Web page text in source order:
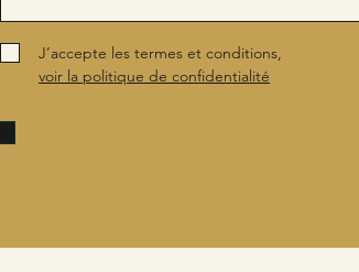
J’accepte les termes et conditions,
voir la politique de confidentialité